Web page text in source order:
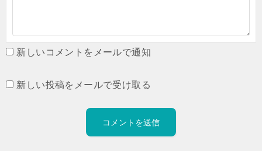
新しいコメントをメールで通知
新しい投稿をメールで受け取る